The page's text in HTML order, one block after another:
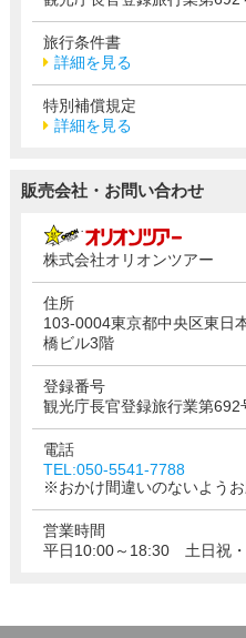
旅行条件書
詳細を見る
特別補償規定
詳細を見る
販売会社・お問い合わせ
株式会社オリオンツアー
住所
103-0004東京都中央区東日
橋ビル3階
登録番号
観光庁長官登録旅行業第692
電話
TEL:050-5541-7788
※おかけ間違いのないようお
営業時間
平日10:00～18:30 土日祝